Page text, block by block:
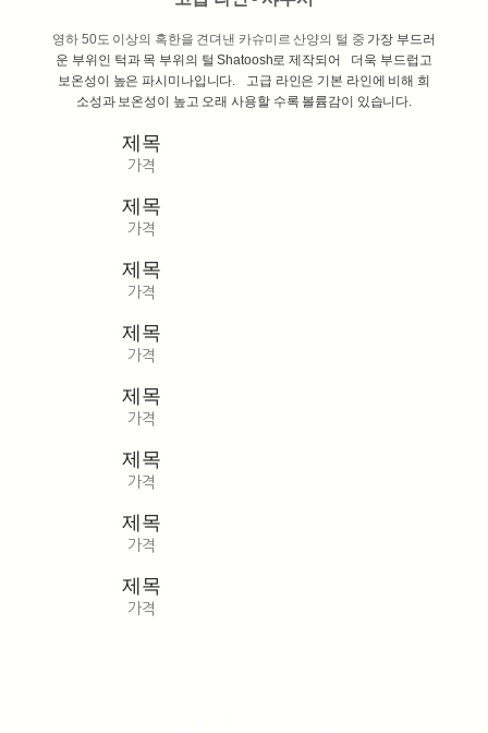
영하 50도 이상의 혹한을 견뎌낸 카슈미르 산양의 털 중 가장 부드러
운 부위인 턱과 목 부위의 털 Shatoosh로 제작되어 더욱 부드럽고
보온성이 높은 파시미나입니다. 고급 라인은 기본 라인에 비해 희
소성과 보온성이 높고 오래 사용할 수록 볼륨감이 있습니다.
제목
가격
제목
가격
제목
가격
제목
가격
제목
가격
제목
가격
제목
가격
제목
가격